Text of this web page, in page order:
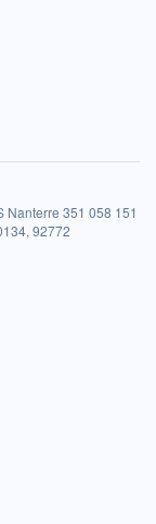
Nanterre 351 058 151
92772